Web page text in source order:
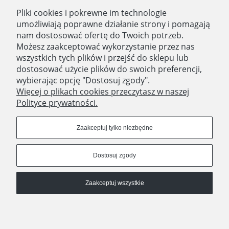
O nas
Zatrudniamy
Blog
Kontakt
SKLEP STACJONARNY
ul. Aleja Legionów 44
Godziny otwarcia
Poniedziałek - Piątek 10:00 - 18:00
Pliki cookies i pokrewne im technologie
umożliwiają poprawne działanie strony i pomagają
nam dostosować ofertę do Twoich potrzeb.
Możesz zaakceptować wykorzystanie przez nas
wszystkich tych plików i przejść do sklepu lub
dostosować użycie plików do swoich preferencji,
wybierając opcję "Dostosuj zgody".
Więcej o plikach cookies przeczytasz w naszej
Polityce prywatności.
Zaakceptuj tylko niezbędne
Dostosuj zgody
Zaakceptuj wszystkie